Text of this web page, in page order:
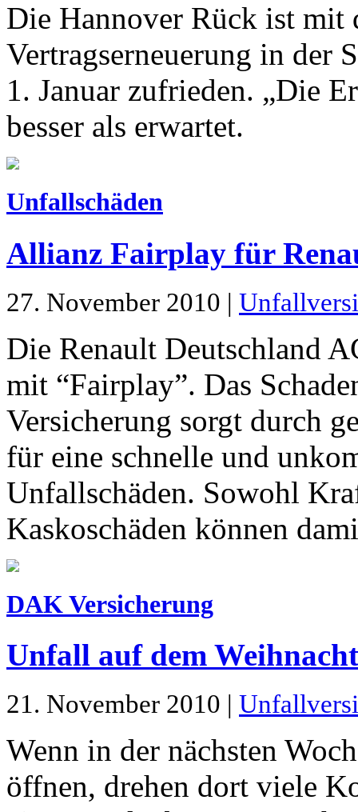
Die Hannover Rück ist mit
Vertragserneuerung in der
1. Januar zufrieden. „Die
besser als erwartet.
Unfallschäden
Allianz Fairplay für
27. November 2010 |
Die Renault Deutschland
mit “Fairplay”. Das
Versicherung sorgt durch
für eine schnelle und
Unfallschäden. Sowohl
Kaskoschäden können
DAK Versicherung
Unfall auf dem
21. November 2010 |
Wenn in der nächsten
öffnen, drehen dort viele